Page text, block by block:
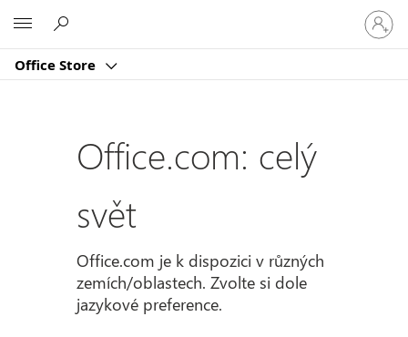
Office Store
se
ke
účtu
Office.com: celý
svět
Office.com je k dispozici v různých
zemích/oblastech. Zvolte si dole
jazykové preference.